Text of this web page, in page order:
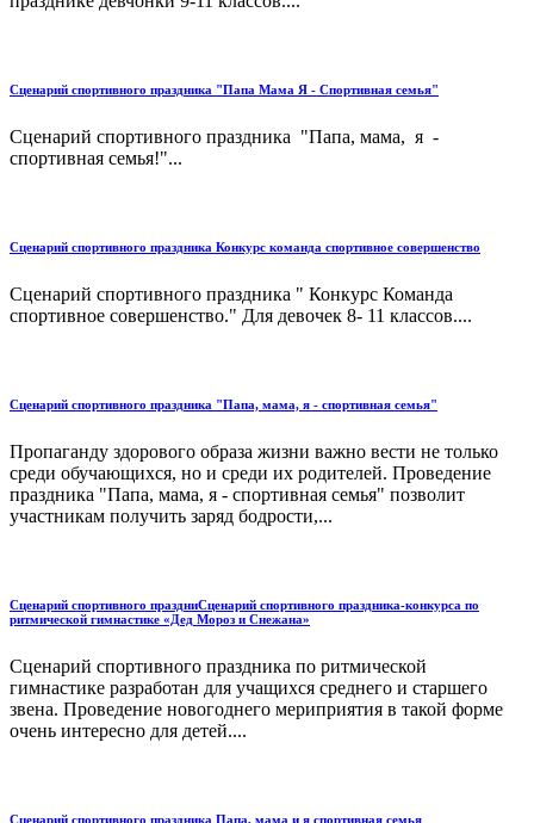
Сценарий спортивного праздника "Папа Мама Я - Спортивная семья"
Сценарий спортивного праздника "Папа, мама, я -
спортивная семья!"...
Сценарий спортивного праздника Конкурс команда спортивное совершенство
Сценарий спортивного праздника " Конкурс Команда
спортивное совершенство." Для девочек 8- 11 классов....
Сценарий спортивного праздника "Папа, мама, я - спортивная семья"
Пропаганду здорового образа жизни важно вести не только
среди обучающихся, но и среди их родителей. Проведение
праздника "Папа, мама, я - спортивная семья" позволит
участникам получить заряд бодрости,...
Сценарий спортивного праздниСценарий спортивного праздника-конкурса по
ритмической гимнастике «Дед Мороз и Снежана»
Сценарий спортивного праздника по ритмической
гимнастике разработан для учащихся среднего и старшего
звена. Проведение новогоднего мериприятия в такой форме
очень интересно для детей....
Сценарий спортивного праздника Папа, мама и я спортивная семья